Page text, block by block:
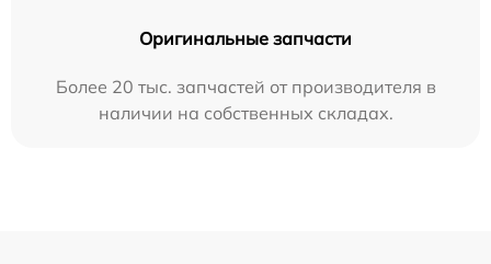
Оригинальные запчасти
Более 20 тыс. запчастей от производителя в
наличии на собственных складах.